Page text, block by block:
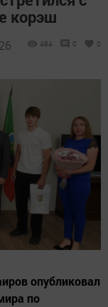
корэш
484 0 0
опубликовал
по